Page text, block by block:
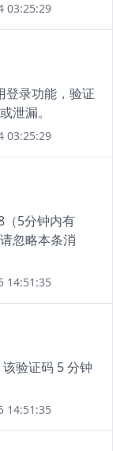
03:25:29
登录功能，验证
泄漏。
03:25:29
（5分钟内有
忽略本条消
14:51:35
验证码 5 分钟
14:51:35